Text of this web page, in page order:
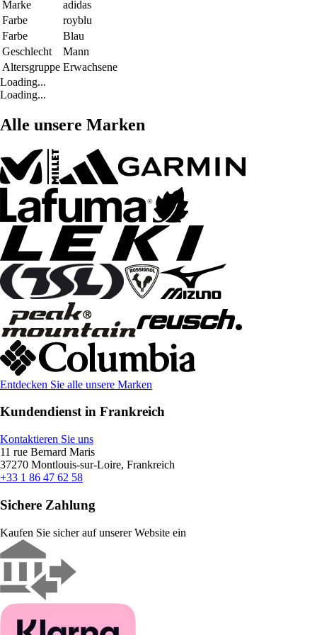
Marke
adidas
Farbe
royblu
Farbe
Blau
Geschlecht
Mann
Altersgruppe Erwachsene
Loading...
Loading...
Alle unsere Marken
Entdecken Sie alle unsere Marken
Kundendienst in Frankreich
Kontaktieren Sie uns
11 rue Bernard Maris
37270 Montlouis-sur-Loire, Frankreich
+33 1 86 47 62 58
Sichere Zahlung
Kaufen Sie sicher auf unserer Website ein